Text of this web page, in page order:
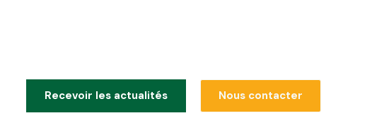
Recevoir les actualités Nous contacter